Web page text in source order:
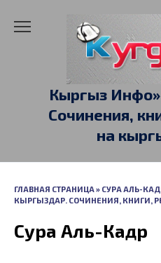
Кыргыз
Сочинения,
на
ГЛАВНАЯ СТРАНИЦА» СУРА АЛЬ-
КЫРГЫЗДАР. СОЧИНЕНИЯ, КНИГИ,
Сура Аль-Кадр